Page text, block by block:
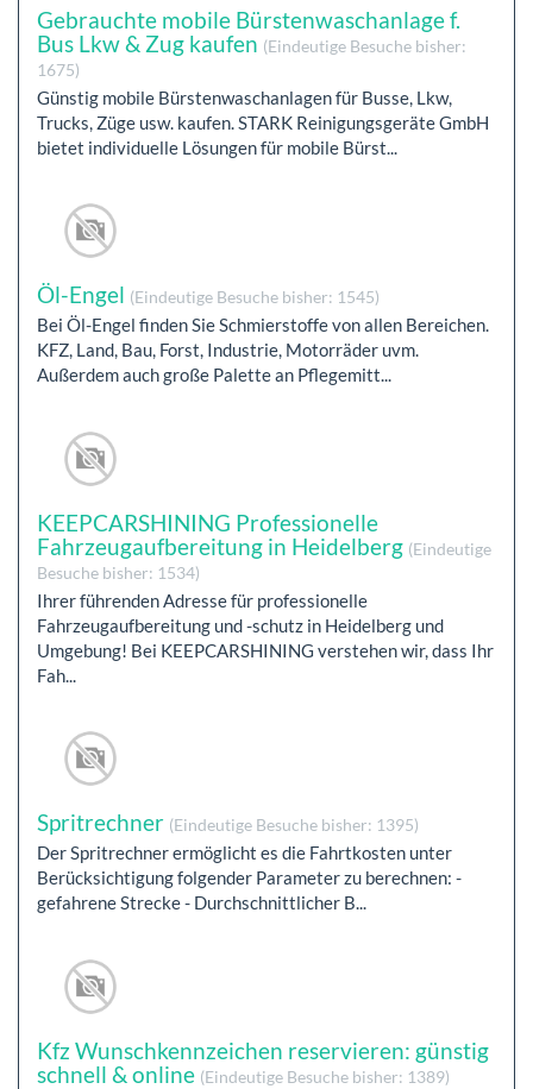
Gebrauchte mobile Bürstenwaschanlage f.
Bus Lkw & Zug kaufen (Eindeutige Besuche bisher:
1675)
Günstig mobile Bürstenwaschanlagen für Busse, Lkw,
Trucks, Züge usw. kaufen. STARK Reinigungsgeräte GmbH
bietet individuelle Lösungen für mobile Bürst...
Öl-Engel (Eindeutige Besuche bisher: 1545)
Bei Öl-Engel finden Sie Schmierstoffe von allen Bereichen.
KFZ, Land, Bau, Forst, Industrie, Motorräder uvm.
Außerdem auch große Palette an Pflegemitt...
KEEPCARSHINING Professionelle
Fahrzeugaufbereitung in Heidelberg (Eindeutige
Besuche bisher: 1534)
Ihrer führenden Adresse für professionelle
Fahrzeugaufbereitung und -schutz in Heidelberg und
Umgebung! Bei KEEPCARSHINING verstehen wir, dass Ihr
Fah...
Spritrechner (Eindeutige Besuche bisher: 1395)
Der Spritrechner ermöglicht es die Fahrtkosten unter
Berücksichtigung folgender Parameter zu berechnen: -
gefahrene Strecke - Durchschnittlicher B...
Kfz Wunschkennzeichen reservieren: günstig
schnell & online (Eindeutige Besuche bisher: 1389)